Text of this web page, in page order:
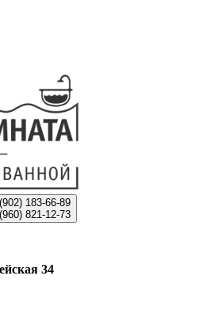
183-66-89
821-12-73
34